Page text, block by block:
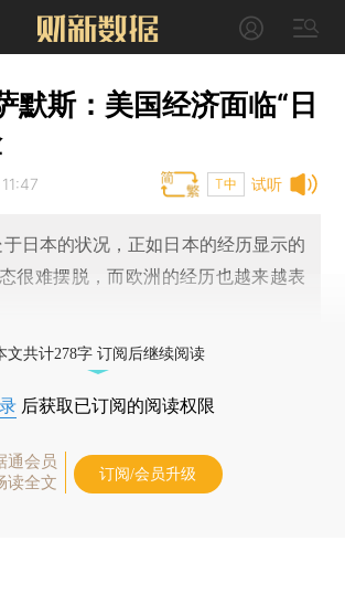
默斯：美国经济面临“日
试听
T中
日本的状况，正如日本的经历显示的
很难摆脱，而欧洲的经历也越来越表
文共计278字 订阅后继续阅读
后获取已订阅的阅读权限
通会员
读全文
订阅/会员升级